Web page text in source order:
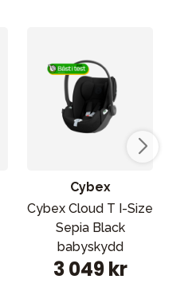
Cybex
Cybex Cloud T I-Size
Sepia Black
babyskydd
3 049 kr